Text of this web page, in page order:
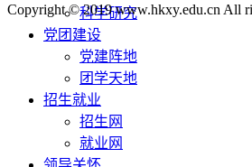
科学研究
党团建设
党建阵地
团学天地
招生就业
招生网
就业网
Copyright © 2019 www.hkxy.edu.cn All